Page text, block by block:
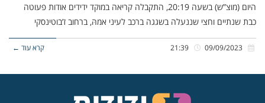
היום (מוצ”ש) בשעה 20:19, התקבלה קריאה במוקד ידידים אודות פעוטה
כבת שנתיים וחצי שננעלה בשגגה ברכב לעיני אמהּ, ברחוב ז’בוטינסקי
קרא עוד ←